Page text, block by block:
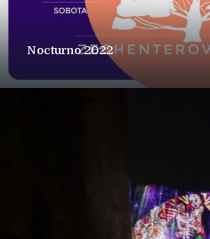
Nocturno 2022